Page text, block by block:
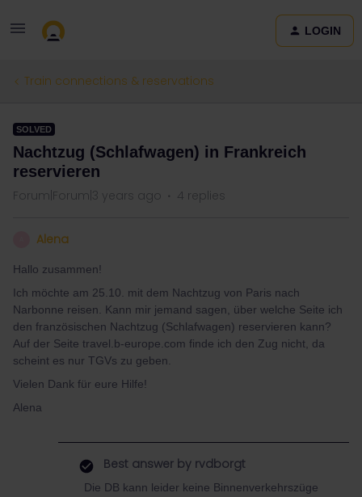
LOGIN
Train connections & reservations
SOLVED
Nachtzug (Schlafwagen) in Frankreich
reservieren
Forum|Forum|3 years ago 4 replies
Alena
Hallo zusammen!
Ich möchte am 25.10. mit dem Nachtzug von Paris nach
Narbonne reisen. Kann mir jemand sagen, über welche Seite ich
den französischen Nachtzug (Schlafwagen) reservieren kann?
Auf der Seite travel.b-europe.com finde ich den Zug nicht, da
scheint es nur TGVs zu geben.
Vielen Dank für eure Hilfe!
Alena
Best answer by rvdborgt
Die DB kann leider keine Binnenverkehrszüge